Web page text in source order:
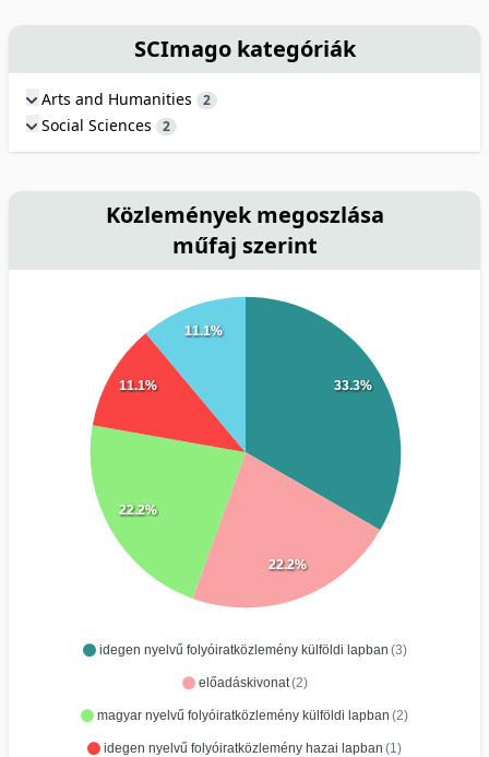
SCImago kategóriák
Arts and Humanities 2
Social Sciences 2
Közlemények megoszlása
műfaj szerint
idegen nyelvű folyóiratközlemény külföldi lapban (3)
előadáskivonat(2)
magyar nyelvű folyóiratközlemény külföldi lapban (2)
idegen nyelvű folyóiratközlemény hazai lapban (1)
33.3%
22.2%
22.2%
11.1%
11.1%